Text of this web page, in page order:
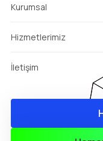
Kurumsal
Hizmetlerimiz
İletişim